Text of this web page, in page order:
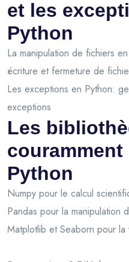
et les
Python
La manipulation de fichiers
écriture et fermeture de
Les exceptions en Python:
exceptions
Les
Python
Numpy pour le calcul
Pandas pour la manipulation
Matplotlib et Seaborn pour la